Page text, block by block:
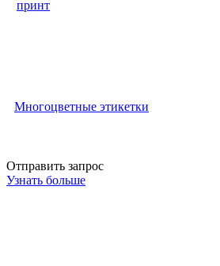
Многоцветные этикетки
Отправить запрос
Узнать больше